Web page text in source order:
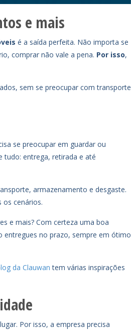
e mais
é a saída perfeita. Não importa se
comprar não vale a pena. Por isso,
sem se preocupar com transporte
se preocupar em guardar ou
tudo: entrega, retirada e até
armazenamento e desgaste.
os cenários.
e mais? Com certeza uma boa
entregues no prazo, sempre em ótimo
da Clauwan tem várias inspirações
Por isso, a empresa precisa